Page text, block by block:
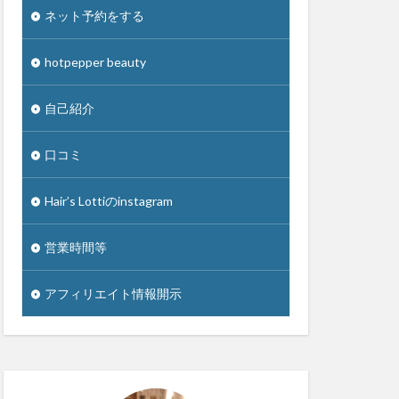
ネット予約をする
hotpepper beauty
自己紹介
口コミ
Hair’s Lottiのinstagram
営業時間等
アフィリエイト情報開示